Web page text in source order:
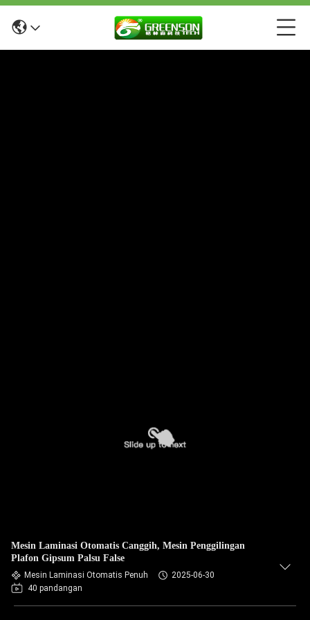
Mesin Laminasi Otomatis Canggih, Mesin Penggilingan
Plafon Gipsum Palsu False
Mesin Laminasi Otomatis Penuh
2025-06-30
40 pandangan